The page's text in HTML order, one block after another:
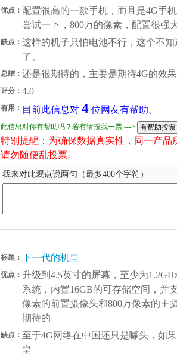
优点： 配置很高的一款手机，而且是4G手
尝试一下，800万的像素，配置很强
缺点： 这样的机子只怕电池不行，这个不
了。
总结： 还是很期待的，主要是期待4G的效
评分： 4.0
有用： 目前此信息对 4 位网友有帮助。
此信息对你有帮助吗？若有请投我一票 --->
特别提醒：为确保数据真实性，同一产
请勿随便乱投票。
我来对此观点说两句（最多400个字符）
标题： 下一代的机皇
优点： 升级到4.5英寸的屏幕，至少为
系统，内置16GB的可存储空间，并
像素的前置摄像头和800万像素的主
期待的
缺点： 至于4G网络在中国还只是噱头，如
皇